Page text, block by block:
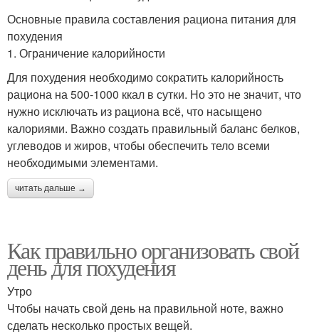
Основные правила составления рациона питания для
похудения
1. Ограничение калорийности
Для похудения необходимо сократить калорийность
рациона на 500-1000 ккал в сутки. Но это не значит, что
нужно исключать из рациона всё, что насыщено
калориями. Важно создать правильный баланс белков,
углеводов и жиров, чтобы обеспечить тело всеми
необходимыми элементами.
читать дальше →
Как правильно организовать свой
день для похудения
Утро
Чтобы начать свой день на правильной ноте, важно
сделать несколько простых вещей.